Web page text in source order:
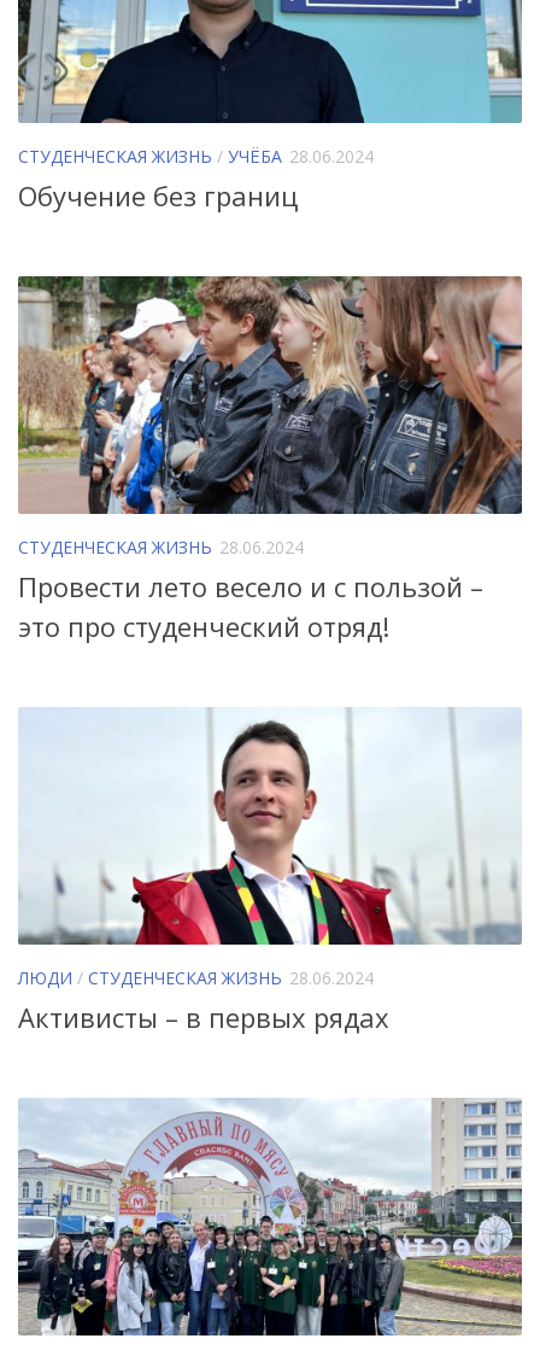
СТУДЕНЧЕСКАЯ ЖИЗНЬ / УЧЁБА 28.06.2024
Обучение без границ
СТУДЕНЧЕСКАЯ ЖИЗНЬ 28.06.2024
Провести лето весело и с пользой –
это про студенческий отряд!
ЛЮДИ / СТУДЕНЧЕСКАЯ ЖИЗНЬ 28.06.2024
Активисты – в первых рядах